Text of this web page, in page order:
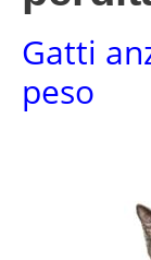
Gatti
peso